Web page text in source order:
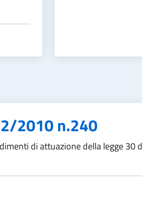
2010 n.240
di attuazione della legge 30